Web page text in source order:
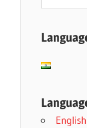
English